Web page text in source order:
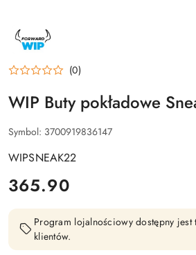
NAZWA
PRODUCENTA:
FORWARD
(0)
WIP Buty pokładowe
Symbol: 3700919836147
WIPSNEAK22
cena:
365.90
Program lojalnościowy dostępny jest
klientów.